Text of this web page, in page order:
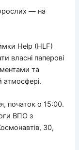
— на
Help (HLF)
власні паперові
та
атмосфері.
початок о 15:00.
ВПО з
30,